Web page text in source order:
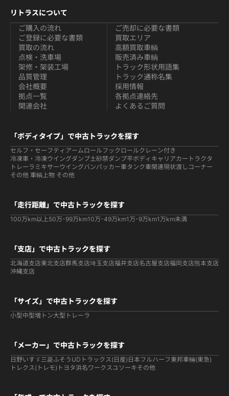
リトラスについて
ご購入の流れ
ご登録に必要な書類
買取の流れ
ご売却に必要な書類
買取エリア
高額買取車輌
点検・洗車場
架修・架装工場
品質管理
販売済み車輌
トラック形状用語集
トラック通称名集
会社概要
拠点一覧
関連会社
採用情報
各拠点連絡先
よくあるご質問
「ボディタイプ」で中古トラックを探す
セルフ・セーフティ アームロールフックロールクレーン付き
冷凍車・冷凍ウイングダンプ土砂禁ダンプ平ボディ キャリアカー トラクタ
トレーラ ミキサーウイングバンパッカー車タンク車関連現状渡しコーナー
その他 車輌上物 その他
「走行距離」で中古トラックを探す
100万km以上50万-99万km10万-49万km1万-9万km1万km未満
「支店」で中古トラックを探す
北海道支店東北支店群馬支店埼玉支店福井支店名古屋支店福岡支店熊本支店
沖縄支店
「サイズ」で中古トラックを探す
小型中型増トン大型 トレーラ
「メーカー」で中古トラックを探す
日野いすゞ 三菱ふそう UDトラックス(日産) 日本フルハーフ 東邦車輛(東急)
トレクス(トレモ) トヨタ浜名ワークスユソーキその他